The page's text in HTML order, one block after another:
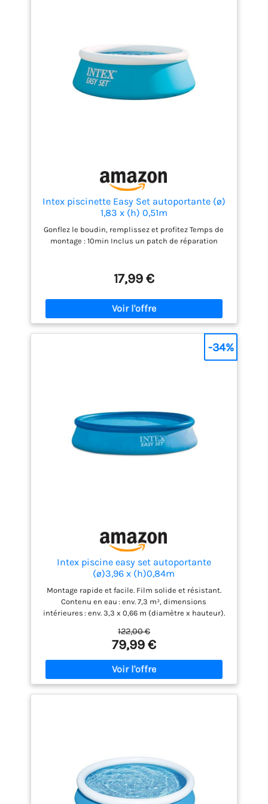
Intex piscinette Easy Set autoportante (ø)
1,83 x (h) 0,51m
Gonflez le boudin, remplissez et profitez Temps de
montage : 10min Inclus un patch de réparation
17,99 €
Intex piscine easy set autoportante
(ø)3,96 x (h)0,84m
Montage rapide et facile. Film solide et résistant.
Contenu en eau : env. 7,3 m³, dimensions
intérieures : env. 3,3 x 0,66 m (diamètre x hauteur).
ensemble pour la piscine à poser Intex Easy Pool,
pour l'été, bleue, dimensions : 396 x 84 cm.
122,00 €
79,99 €
-34%